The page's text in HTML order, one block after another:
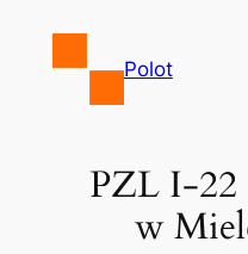
Polot
PZL I-22
w